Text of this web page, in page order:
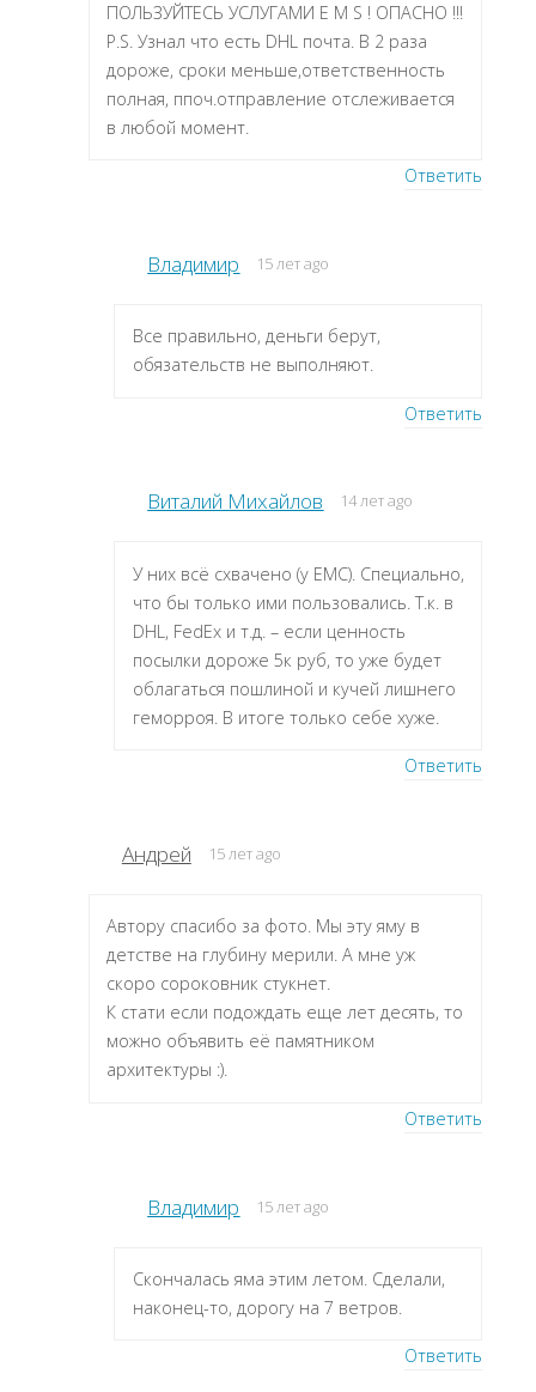
ПОЛЬЗУЙТЕСЬ УСЛУГАМИ E M S ! ОПАСНО !!!
P.S. Узнал что есть DHL почта. В 2 раза
дороже, сроки меньше,ответственность
полная, ппоч.отправление отслеживается
в любой момент.
Ответить
Владимир 15 лет ago
Все правильно, деньги берут,
обязательств не выполняют.
Ответить
Виталий Михайлов 14 лет ago
У них всё схвачено (у ЕМС). Специально,
что бы только ими пользовались. Т.к. в
DHL, FedEx и т.д. – если ценность
посылки дороже 5к руб, то уже будет
облагаться пошлиной и кучей лишнего
геморроя. В итоге только себе хуже.
Ответить
Андрей 15 лет ago
Автору спасибо за фото. Мы эту яму в
детстве на глубину мерили. А мне уж
скоро сороковник стукнет.
К стати если подождать еще лет десять, то
можно объявить её памятником
архитектуры :).
Ответить
Владимир 15 лет ago
Скончалась яма этим летом. Сделали,
наконец-то, дорогу на 7 ветров.
Ответить